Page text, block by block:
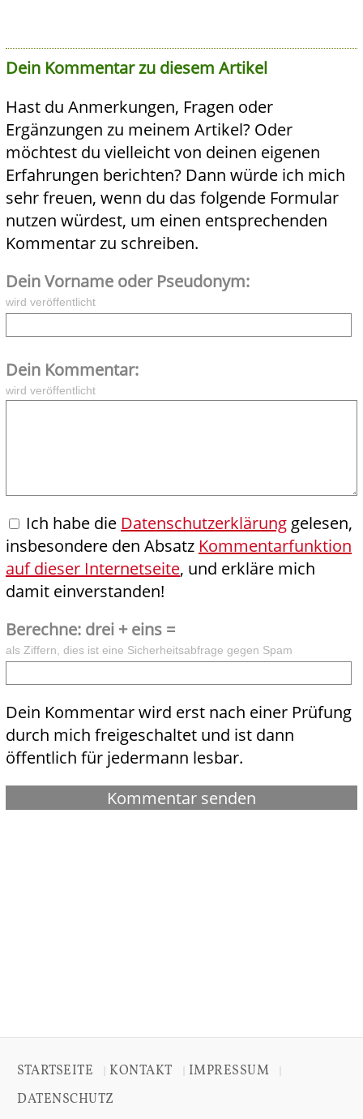
Dein Kommentar zu diesem Artikel
Hast du Anmerkungen, Fragen oder
Ergänzungen zu meinem Artikel? Oder
möchtest du vielleicht von deinen eigenen
Erfahrungen berichten? Dann würde ich mich
sehr freuen, wenn du das folgende Formular
nutzen würdest, um einen entsprechenden
Kommentar zu schreiben.
Dein Vorname oder Pseudonym:
wird veröffentlicht
Dein Kommentar:
wird veröffentlicht
Ich habe die Datenschutzerklärung gelesen,
insbesondere den Absatz Kommentarfunktion
auf dieser Internetseite, und erkläre mich
damit einverstanden!
Berechne: drei + eins =
als Ziffern, dies ist eine Sicherheitsabfrage gegen Spam
Dein Kommentar wird erst nach einer Prüfung
durch mich freigeschaltet und ist dann
öffentlich für jedermann lesbar.
STARTSEITE KONTAKT IMPRESSUM
DATENSCHUTZ